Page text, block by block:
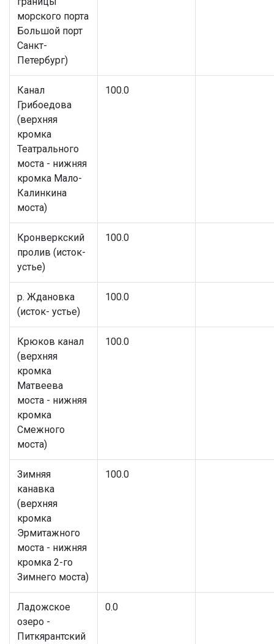
морского порта
Большой порт
Санкт-
Петербург)
Канал
Грибоедова
(верхняя
кромка
Театрального
моста - нижняя
кромка Мало-
Калинкина
моста)
100.0
Кронверкский
пролив (исток-
устье)
100.0
р. Ждановка
(исток- устье)
100.0
Крюков канал
(верхняя
кромка
Матвеева
моста - нижняя
кромка
Смежного
моста)
100.0
Зимняя
канавка
(верхняя
кромка
Эрмитажного
моста - нижняя
кромка 2-го
Зимнего моста)
100.0
Ладожское
озеро -
Питкярантский
0.0